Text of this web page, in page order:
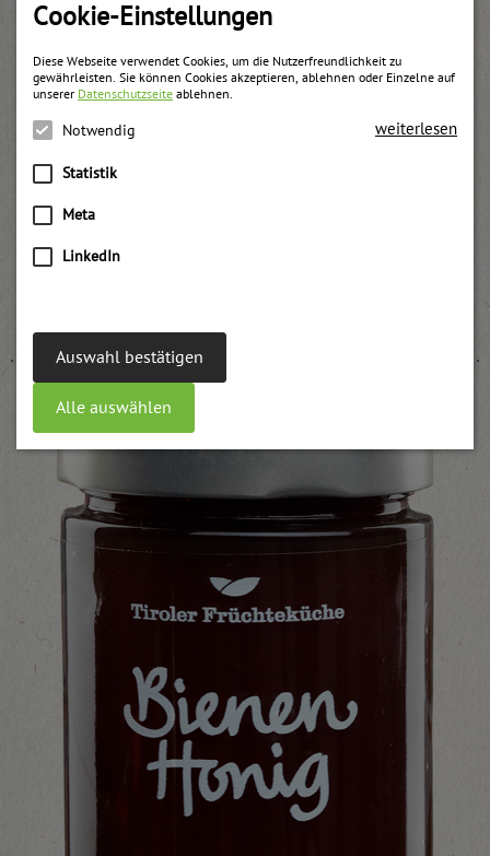
Cookie-Einstellungen
Diese Webseite verwendet Cookies, um die Nutzerfreundlichkeit zu
gewährleisten. Sie können Cookies akzeptieren, ablehnen oder Einzelne auf
unserer Datenschutzseite ablehnen.
Notwendig
Statistik
Meta
LinkedIn
weiterlesen
Auswahl bestätigen
Alle auswählen